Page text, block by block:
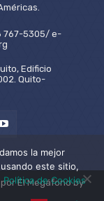
767-5305/ e-
Edificio
Quito-
El Megáfono by
la mejor
este sitio,
Política de Cookies